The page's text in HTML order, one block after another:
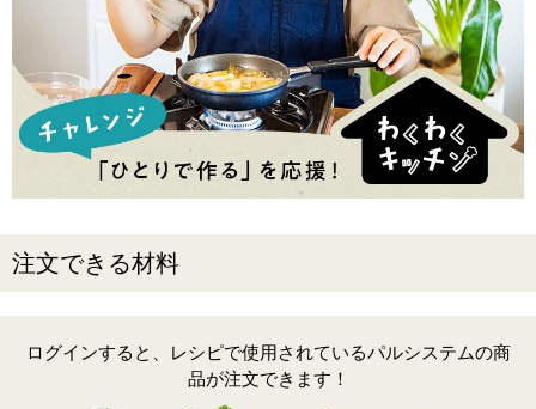
注文できる材料
ログインすると、レシピで使用されているパルシステムの商
品が注文できます！